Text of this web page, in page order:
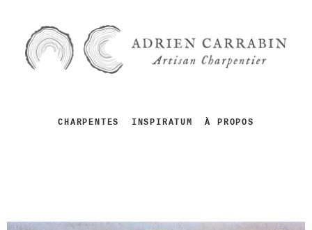
CHARPENTES INSPIRATUM À PROPOS